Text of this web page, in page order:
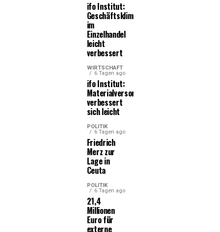
ifo Institut:
Geschäftsklima
im
Einzelhandel
leicht
verbessert
WIRTSCHAFT
6 Tagen ago
ifo Institut:
Materialversorgung
verbessert
sich leicht
POLITIK
6 Tagen ago
Friedrich
Merz zur
Lage in
Ceuta
POLITIK
6 Tagen ago
21,4
Millionen
Euro für
externe